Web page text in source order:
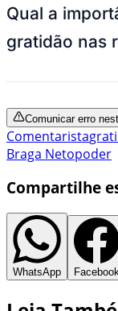
Qual a
gratidão nas
Comunicar erro
Comentarista
Braga Netopoder
Compartilhe
WhatsApp